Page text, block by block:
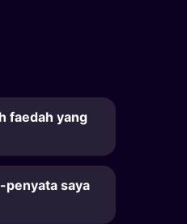
faedah yang
penyata saya